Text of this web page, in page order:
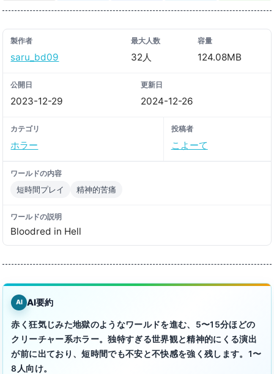
製作者
saru_bd09
最大人数
32人
容量
124.08MB
公開日
2023-12-29
更新日
2024-12-26
カテゴリ
ホラー
投稿者
こよーて
ワールドの内容
短時間プレイ 精神的苦痛
ワールドの説明
Bloodred in Hell
AI AI要約
赤く狂気じみた地獄のようなワールドを進む、5〜15分ほどの
クリーチャー系ホラー。独特すぎる世界観と精神的にくる演出
が前に出ており、短時間でも不安と不快感を強く残します。1〜
8人向け。